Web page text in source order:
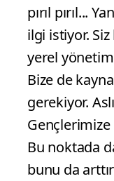
pırıl pırıl...
ilgi istiyor.
yerel
Bize de
gerekiyor.
Bu noktada
bunu da